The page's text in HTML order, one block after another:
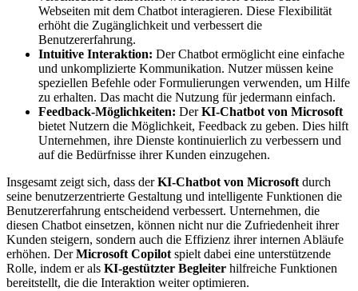
Webseiten mit dem Chatbot interagieren. Diese Flexibilität
erhöht die Zugänglichkeit und verbessert die
Benutzererfahrung.
Intuitive Interaktion: Der Chatbot ermöglicht eine einfache
und unkomplizierte Kommunikation. Nutzer müssen keine
speziellen Befehle oder Formulierungen verwenden, um Hilfe
zu erhalten. Das macht die Nutzung für jedermann einfach.
Feedback-Möglichkeiten: DerKI-Chatbot von Microsoft
bietet Nutzern die Möglichkeit, Feedback zu geben. Dies hilft
Unternehmen, ihre Dienste kontinuierlich zu verbessern und
auf die Bedürfnisse ihrer Kunden einzugehen.
Insgesamt zeigt sich, dass derKI-Chatbot von Microsoftdurch
seine benutzerzentrierte Gestaltung und intelligente Funktionen die
Benutzererfahrung entscheidend verbessert. Unternehmen, die
diesen Chatbot einsetzen, können nicht nur die Zufriedenheit ihrer
Kunden steigern, sondern auch die Effizienz ihrer internen Abläufe
erhöhen. DerMicrosoft Copilotspielt dabei eine unterstützende
Rolle, indem er als KI-gestützter Begleiter hilfreiche Funktionen
bereitstellt, die die Interaktion weiter optimieren.